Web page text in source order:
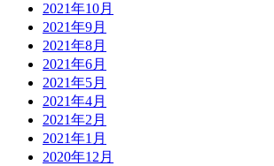
2021年10月
2021年9月
2021年8月
2021年6月
2021年5月
2021年4月
2021年2月
2021年1月
2020年12月